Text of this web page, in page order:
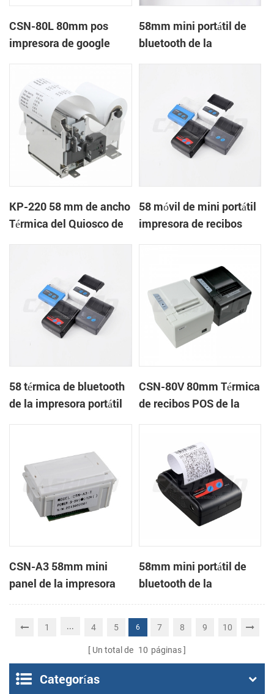
CSN-80L 80mm pos
impresora de google
58mm mini portátil de
bluetooth de la
KP-220 58 mm de ancho
Térmica del Quiosco de
58 móvil de mini portátil
impresora de recibos
58 térmica de bluetooth
de la impresora portátil
CSN-80V 80mm Térmica
de recibos POS de la
de impresión
CSN-A3 58mm mini
panel de la impresora
térmica de recibos
58mm mini portátil de
bluetooth de la
impresora térmica de
recibos para móviles
1 ... 4 5 6 7 8 9 10
Un total de 10 páginas
Categorías